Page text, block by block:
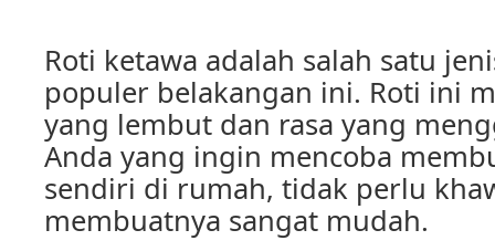
Roti ketawa adalah salah satu
populer belakangan ini. Roti ini
yang lembut dan rasa yang
Anda yang ingin mencoba
sendiri di rumah, tidak perlu
membuatnya sangat mudah.